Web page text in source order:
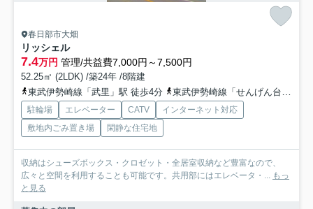
春日部市大畑
リッシェル
7.4万円 管理/共益費7,000円～7,500円
52.25㎡ (2LDK) /築24年 /8階建
東武伊勢崎線「武里」駅 徒歩4分
東武伊勢崎線「せんげん台」駅 徒歩17分
駐輪場 エレベーター CATV
インターネット対応
敷地内ごみ置き場
閑静な住宅地
収納はシューズボックス・クロゼット・全居室収納など豊富なので、
広々と空間を利用することも可能です。共用部にはエレベータ・... もっ
と見る